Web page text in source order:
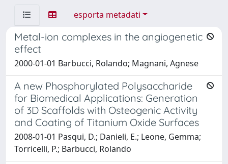
esporta metadati
Metal-ion complexes in the angiogenetic
effect
2000-01-01 Barbucci, Rolando; Magnani, Agnese
A new Phosphorylated Polysaccharide
for Biomedical Applications: Generation
of 3D Scaffolds with Osteogenic Activity
and Coating of Titanium Oxide Surfaces
2008-01-01 Pasqui, D.; Danieli, E.; Leone, Gemma;
Torricelli, P.; Barbucci, Rolando